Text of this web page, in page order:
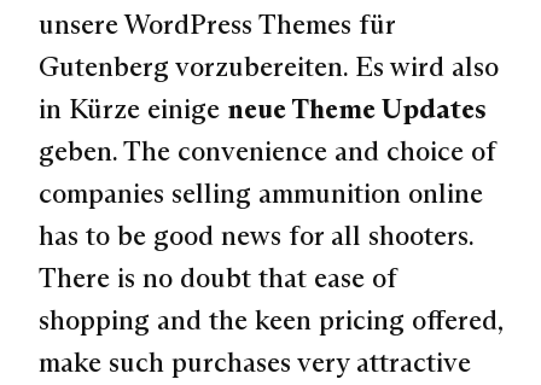
unsere WordPress Themes für
Gutenberg vorzubereiten. Es wird also
in Kürze einige neue Theme Updates
geben.The convenience and choice of
companies selling ammunition online
has to be good news for all shooters.
There is no doubt that ease of
shopping and the keen pricing offered,
make such purchases very attractive